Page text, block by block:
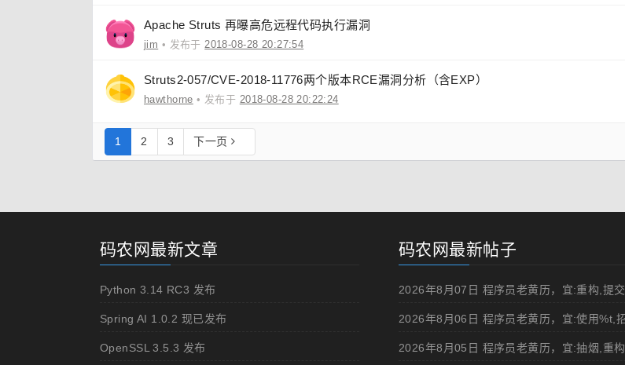
Apache Struts 再曝高危远程代码执行漏洞
jim • 发布于2018-08-28 20:27:54
Struts2-057/CVE-2018-11776两个版本RCE漏洞分析（含EXP）
hawthorne • 发布于 2018-08-28 20:22:24
1 2 3 下一页
码农网最新文章
Python 3.14 RC3 发布
Spring AI 1.0.2 现已发布
OpenSSL 3.5.3 发布
码农网最新帖子
2026年8月05日 程序员老黄历，宜:抽烟,重构